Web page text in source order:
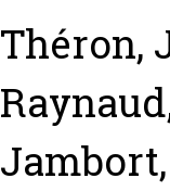
Théron,